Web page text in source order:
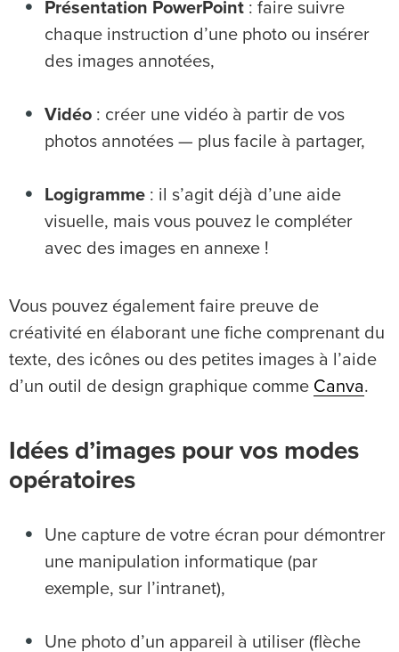
Présentation PowerPoint : faire suivre
chaque instruction d’une photo ou insérer
des images annotées,
Vidéo : créer une vidéo à partir de vos
photos annotées — plus facile à partager,
Logigramme : il s’agit déjà d’une aide
visuelle, mais vous pouvez le compléter
avec des images en annexe !
Vous pouvez également faire preuve de
créativité en élaborant une fiche comprenant du
texte, des icônes ou des petites images à l’aide
d’un outil de design graphique comme Canva.
Idées d’images pour vos modes
opératoires
Une capture de votre écran pour démontrer
une manipulation informatique (par
exemple, sur l’intranet),
Une photo d’un appareil à utiliser (flèche